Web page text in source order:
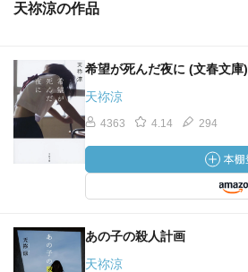
天祢涼の作品
希望が死んだ夜に (文春文庫)
天祢涼
4363 4.14 294
あの子の殺人計画
天祢涼